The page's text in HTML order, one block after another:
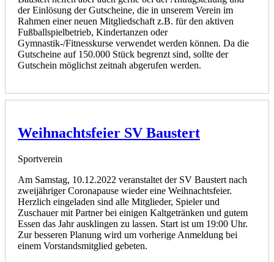
der Einlösung der Gutscheine, die in unserem Verein im
Rahmen einer neuen Mitgliedschaft z.B. für den aktiven
Fußballspielbetrieb, Kindertanzen oder
Gymnastik-/Fitnesskurse verwendet werden können. Da die
Gutscheine auf 150.000 Stück begrenzt sind, sollte der
Gutschein möglichst zeitnah abgerufen werden.
Weihnachtsfeier SV Baustert
Sportverein
Am Samstag, 10.12.2022 veranstaltet der SV Baustert nach
zweijähriger Coronapause wieder eine Weihnachtsfeier.
Herzlich eingeladen sind alle Mitglieder, Spieler und
Zuschauer mit Partner bei einigen Kaltgetränken und gutem
Essen das Jahr ausklingen zu lassen. Start ist um 19:00 Uhr.
Zur besseren Planung wird um vorherige Anmeldung bei
einem Vorstandsmitglied gebeten.